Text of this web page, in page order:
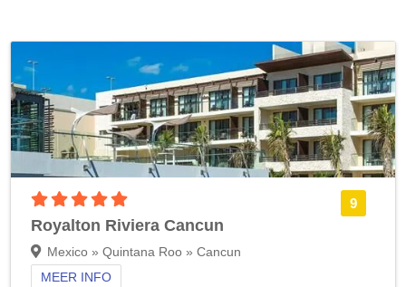
9
Royalton Riviera Cancun
Mexico » Quintana Roo » Cancun
MEER INFO